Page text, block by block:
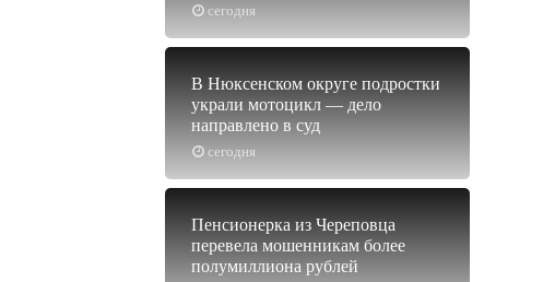
сегодня
сегодня
В Нюксенском округе подростки
украли мотоцикл — дело
направлено в суд
Пенсионерка из Череповца
перевела мошенникам более
полумиллиона рублей